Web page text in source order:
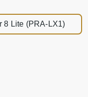
8 Lite (PRA-LX1)